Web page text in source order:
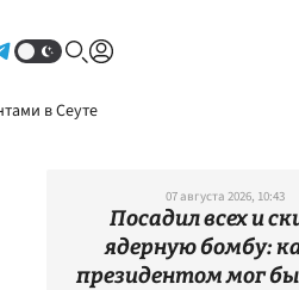
в Сеуте
07 августа 2026, 10:43
Посадил всех и
ядерную бомбу:
президентом мог